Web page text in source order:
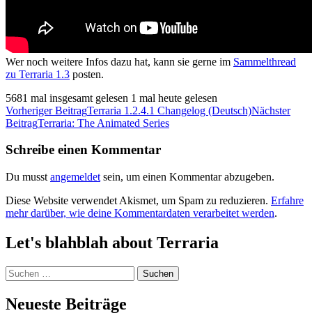
Wer noch weitere Infos dazu hat, kann sie gerne im Sammelthread
zu Terraria 1.3 posten.
5681 mal insgesamt gelesen 1 mal heute gelesen
Beitrags-
Navigation
Vorheriger BeitragTerraria 1.2.4.1 Changelog (Deutsch)Nächster
BeitragTerraria: The Animated Series
Schreibe einen Kommentar
Du musst angemeldet sein, um einen Kommentar abzugeben.
Diese Website verwendet Akismet, um Spam zu reduzieren. Erfahre
mehr darüber, wie deine Kommentardaten verarbeitet werden.
Let's blahblah about Terraria
Suchen
nach:
Neueste Beiträge